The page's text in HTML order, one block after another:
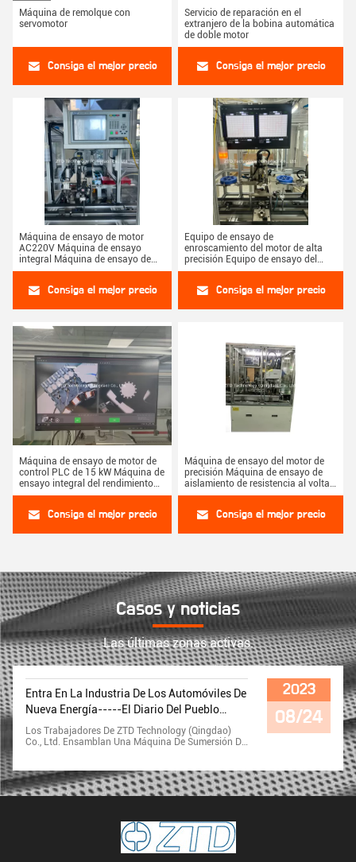
Máquina de remolque con
servomotor
Consiga el mejor precio
Servicio de reparación en el
extranjero de la bobina automática
de doble motor
Consiga el mejor precio
Máquina de ensayo de motor
AC220V Máquina de ensayo
integral Máquina de ensayo de
aislamiento Máquina de ensayo
Consiga el mejor precio
Equipo de ensayo de
enroscamiento del motor de alta
precisión Equipo de ensayo del
motor Bldc de 15KW
Consiga el mejor precio
Máquina de ensayo de motor de
control PLC de 15 kW Máquina de
ensayo integral del rendimiento
del motor
Consiga el mejor precio
Máquina de ensayo del motor de
precisión Máquina de ensayo de
aislamiento de resistencia al voltaje
para el motor
Consiga el mejor precio
Casos y noticias
Las últimas zonas activas.
Entra En La Industria De Los Automóviles De
Nueva Energía-----El Diario Del Pueblo
2023-08-24
Los Trabajadores De ZTD Technology (Qingdao)
Co., Ltd. Ensamblan Una Máquina De Sumersión De
Se Produce Especialmente Para El Mayor Proveedor
De Tecnología Automotriz Del Mundo., Alemania
Bosch Company, Aceptación A Principios De
Co., Ltd. Se Dedica Principalmente A La Industria De
Equipos De Motor Y Sus Productos Se Exportan A
Japón, Turquía, Corea Del Sur, Vietnam, India Y
Otros Países,que Está Catalogado Como El Nuevo
2023
08/24